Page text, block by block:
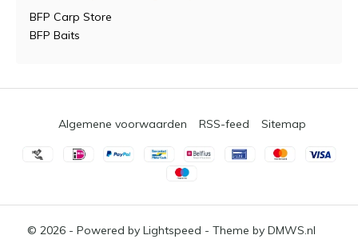
BFP Carp Store
BFP Baits
© 2026 - Powered by Lightspeed - Theme by DMWS.nl
Algemene voorwaarden RSS-feed Sitemap